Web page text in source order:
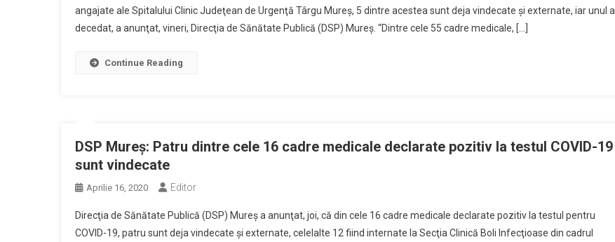
angajate ale Spitalului Clinic Judeţean de Urgenţă Târgu Mureş, 5 dintre acestea sunt deja vindecate şi externate, iar unul a
decedat, a anunţat, vineri, Direcţia de Sănătate Publică (DSP) Mureş. “Dintre cele 55 cadre medicale, […]
Continue Reading
DSP Mureş: Patru dintre cele 16 cadre medicale declarate pozitiv la testul COVID-19
sunt vindecate
Aprilie 16, 2020 Editor
Direcţia de Sănătate Publică (DSP) Mureş a anunţat, joi, că din cele 16 cadre medicale declarate pozitiv la testul pentru
COVID-19, patru sunt deja vindecate şi externate, celelalte 12 fiind internate la Secţia Clinică Boli Infecţioase din cadrul